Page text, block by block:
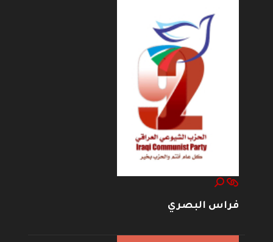
فراس البصري